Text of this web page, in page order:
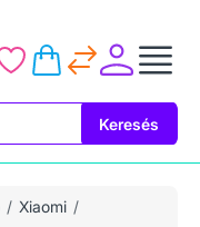
Keresés
Xiaomi